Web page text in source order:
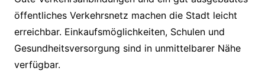
öffentliches Verkehrsnetz machen die Stadt leicht
erreichbar. Einkaufsmöglichkeiten, Schulen und
Gesundheitsversorgung sind in unmittelbarer Nähe
verfügbar.